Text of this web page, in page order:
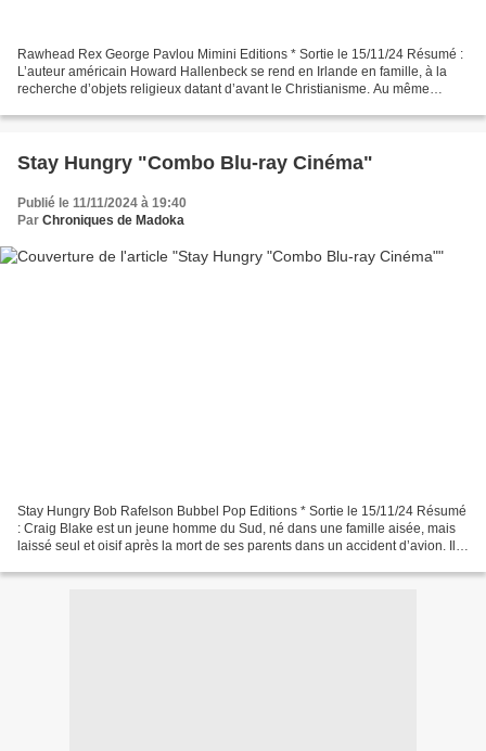
Rawhead Rex George Pavlou Mimini Editions * Sortie le 15/11/24 Résumé :
L’auteur américain Howard Hallenbeck se rend en Irlande en famille, à la
recherche d’objets religieux datant d’avant le Christianisme. Au même
Stay Hungry "Combo Blu-ray Cinéma"
Publié le 11/11/2024 à 19:40
Par Chroniques de Madoka
Stay Hungry Bob Rafelson Bubbel Pop Editions * Sortie le 15/11/24 Résumé
: Craig Blake est un jeune homme du Sud, né dans une famille aisée, mais
laissé seul et oisif après la mort de ses parents dans un accident d’avion. Il